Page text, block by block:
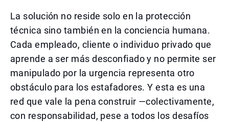
La solución no reside solo en la protección
técnica sino también en la conciencia humana.
Cada empleado, cliente o individuo privado que
aprende a ser más desconfiado y no permite ser
manipulado por la urgencia representa otro
obstáculo para los estafadores. Y esta es una
red que vale la pena construir —colectivamente,
con responsabilidad, pese a todos los desafíos